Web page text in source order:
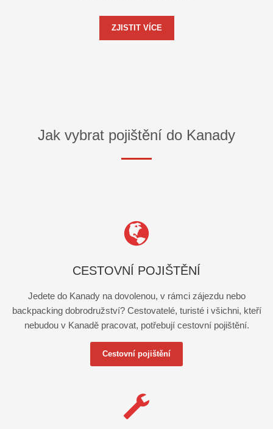
ZJISTIT VÍCE
Jak vybrat pojištění do Kanady
CESTOVNÍ POJIŠTĚNÍ
Jedete do Kanady na dovolenou, v rámci zájezdu nebo
backpacking dobrodružství? Cestovatelé, turisté i všichni, kteří
nebudou v Kanadě pracovat, potřebují cestovní pojištění.
Cestovní pojištění